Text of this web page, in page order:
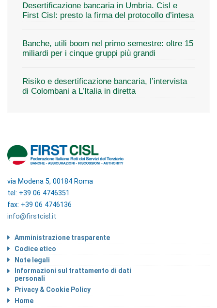
Desertificazione bancaria in Umbria. Cisl e
First Cisl: presto la firma del protocollo d’intesa
Banche, utili boom nel primo semestre: oltre 15
miliardi per i cinque gruppi più grandi
Risiko e desertificazione bancaria, l’intervista
di Colombani a L’Italia in diretta
via Modena 5, 00184 Roma
tel: +39 06 4746351
fax: +39 06 4746136
info@firstcisl.it
Amministrazione trasparente
Codice etico
Note legali
Informazioni sul trattamento di dati
personali
Privacy & Cookie Policy
Home